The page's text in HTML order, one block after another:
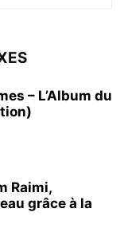
– L’Album du
Raimi,
grâce à la